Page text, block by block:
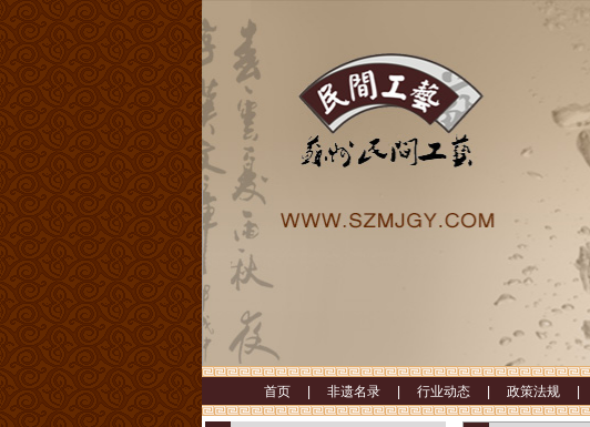
首页 | 非遗名录 | 行业动态 | 政策法规 |